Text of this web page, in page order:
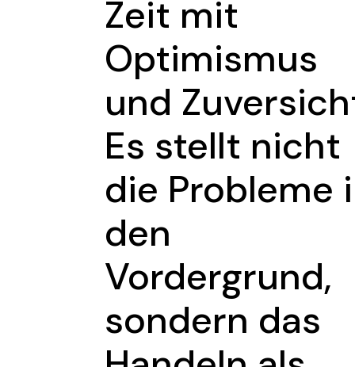
Zeit mit
Optimismus
und
Es stellt nicht
die Probleme
den
Vordergrund,
sondern das